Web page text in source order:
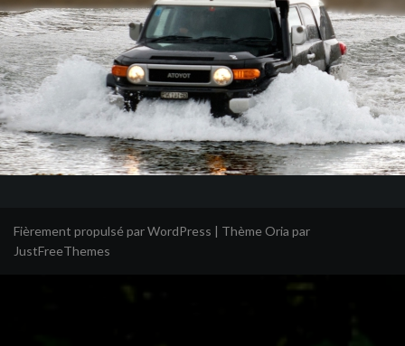
Fièrement propulsé par WordPress | Thème Oria par
JustFreeThemes